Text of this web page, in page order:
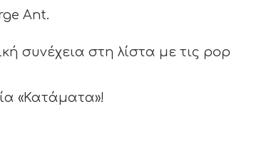
Ant.
συνέχεια στη λίστα με τις pop
«Κατάματα»!